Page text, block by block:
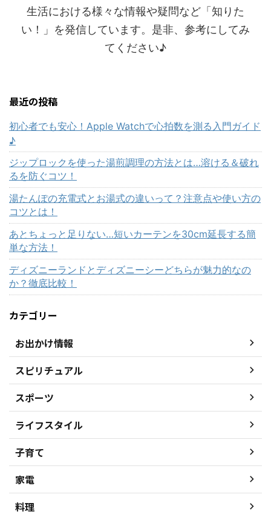
生活における様々な情報や疑問など「知りた
い！」を発信しています。是非、参考にしてみ
てください♪
最近の投稿
初心者でも安心！Apple Watchで心拍数を測る入門ガイド
♪
ジップロックを使った湯煎調理の方法とは…溶ける＆破れ
るを防ぐコツ！
湯たんぽの充電式とお湯式の違いって？注意点や使い方の
コツとは！
あとちょっと足りない…短いカーテンを30cm延長する簡
単な方法！
ディズニーランドとディズニーシーどちらが魅力的なの
か？徹底比較！
カテゴリー
お出かけ情報
スピリチュアル
スポーツ
ライフスタイル
子育て
家電
料理